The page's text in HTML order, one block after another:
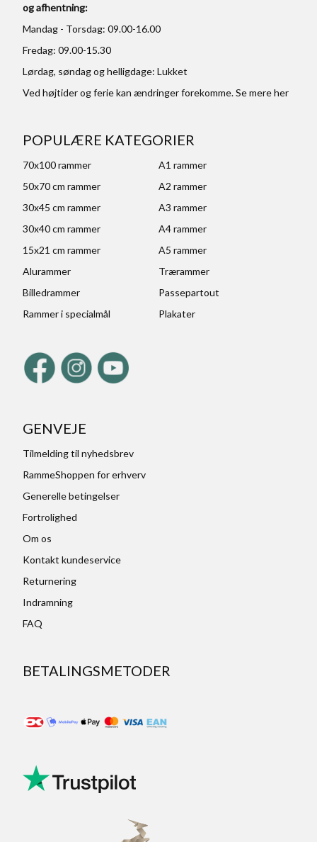
og afhentning:
Mandag - Torsdag: 09.00-16.00
Fredag: 09.00-15.30
Lørdag, søndag og helligdage: Lukket
Ved højtider og ferie kan ændringer forekomme. Se mereher
POPULÆRE KATEGORIER
70x100 rammer
A1 rammer
50x70 cm rammer
A2 rammer
30x45 cm rammer
A3 rammer
30x40 cm rammer
A4 rammer
15x21 cm rammer
A5 rammer
Alurammer
Trærammer
Billedrammer
Passepartout
Rammer i specialmål
Plakater
GENVEJE
Tilmelding til nyhedsbrev
RammeShoppen for erhverv
Generelle betingelser
Fortrolighed
Om os
Kontakt kundeservice
Returnering
Indramning
FAQ
BETALINGSMETODER